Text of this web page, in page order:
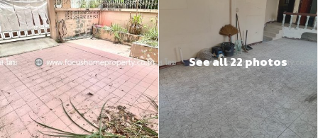
See all 22 photos